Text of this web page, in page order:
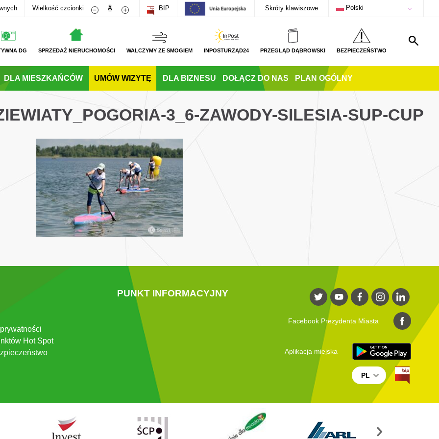
Wielkość czcionki Zmniejsz rozmiar czcionki
A Zwiększ rozmiar czcionki
BIP Skróty klawiszowe Polski
DG SPRZEDAŻ NIERUCHOMOŚCI WALCZYMY ZE SMOGIEM INPOSTURZĄD24 PRZEGLĄD DĄBROWSKI BEZPIECZEŃSTWO
DLA MIESZKAŃCÓW UMÓW WIZYTĘ DLA BIZNESU DOŁĄCZ DO NAS PLAN OGÓLNY
3_6-ZAWODY-SILESIA-SUP-CUP
Hot Spot
PUNKT INFORMACYJNY
Facebook Prezydenta Miasta
Aplikacja miejska
PL